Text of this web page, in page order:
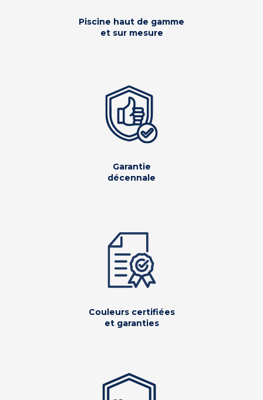
Piscine haut de gamme
et sur mesure
Garantie
décennale
Couleurs certifiées
et garanties